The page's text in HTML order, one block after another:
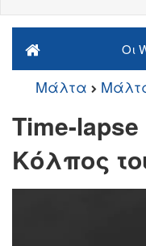
Οι
Μάλτα
Time-
Κόλπος